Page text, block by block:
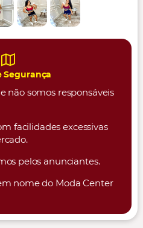
Segurança
não somos responsáveis
facilidades excessivas
pelos anunciantes.
nome do Moda Center